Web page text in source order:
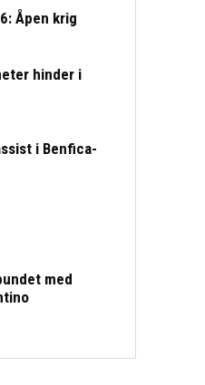
Åpen krig
hinder i
i Benfica-
med